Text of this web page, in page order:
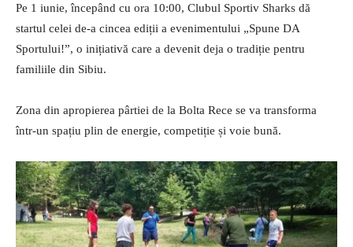
Pe 1 iunie, începând cu ora 10:00, Clubul Sportiv Sharks dă
startul celei de-a cincea ediții a evenimentului „Spune DA
Sportului!”, o inițiativă care a devenit deja o tradiție pentru
familiile din Sibiu.
Zona din apropierea pârtiei de la Bolta Rece se va transforma
într-un spațiu plin de energie, competiție și voie bună.